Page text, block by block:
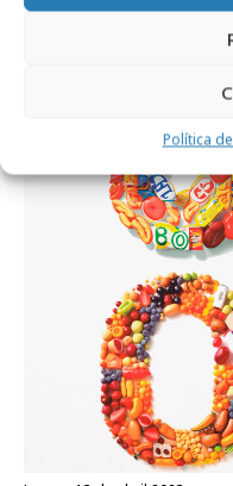
Política